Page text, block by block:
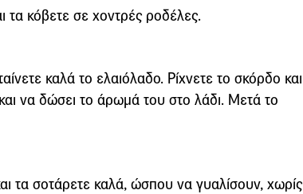
τα κόβετε σε χοντρές ροδέλες.
καλά το ελαιόλαδο. Ρίχνετε το σκόρδο και
να δώσει το άρωμά του στο λάδι. Μετά το
τα σοτάρετε καλά, ώσπου να γυαλίσουν, χωρίς